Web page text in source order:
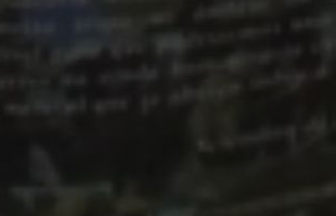
a vaga que você
concorrer: